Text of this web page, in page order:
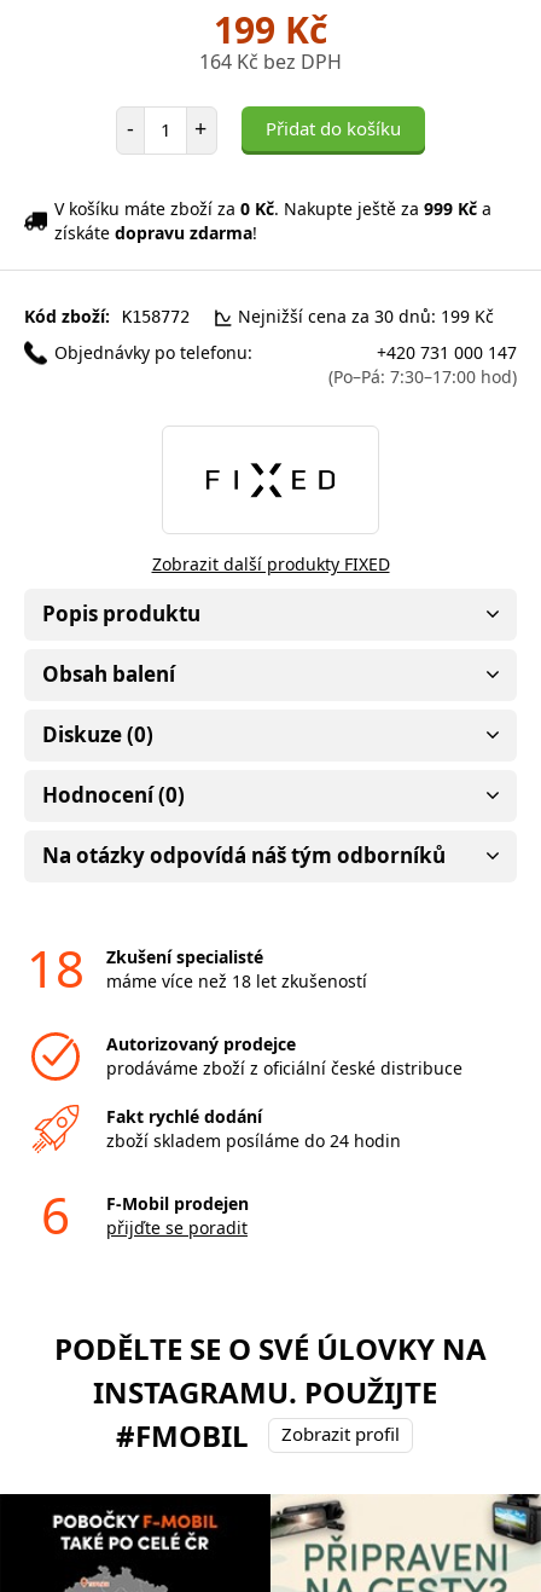
199 Kč
164 Kč bez DPH
- Počet položek
+ Přidat do košíku
V košíku máte zboží za 0 Kč. Nakupte ještě za 999 Kč a
získáte dopravu zdarma!
Kód zboží: K158772
Nejnižší cena za 30 dnů: 199 Kč
Objednávky po telefonu:
+420 731 000 147
(Po–Pá: 7:30–17:00 hod)
Zobrazit další produkty FIXED
Popis produktu
Obsah balení
Diskuze (0)
Hodnocení (0)
Na otázky odpovídá náš tým odborníků
18
Zkušení specialisté
máme více než 18 let zkušeností
Autorizovaný prodejce
prodáváme zboží z oficiální české distribuce
Fakt rychlé dodání
zboží skladem posíláme do 24 hodin
6
F-Mobil prodejen
přijďte se poradit
PODĚLTE SE O SVÉ ÚLOVKY NA
INSTAGRAMU. POUŽIJTE
#FMOBIL
Zobrazit profil